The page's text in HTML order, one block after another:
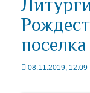
08.11.2019, 12:09